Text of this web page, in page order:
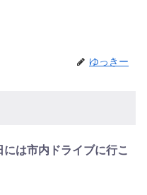
ゆっきー
には市内ドライブに行こ